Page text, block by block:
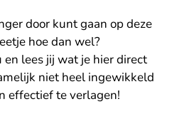
door kunt gaan op deze
hoe dan wel?
lees jij wat je hier direct
niet heel ingewikkeld
effectief te verlagen!